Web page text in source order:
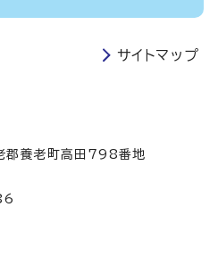
サイトマップ
養老町高田798番地